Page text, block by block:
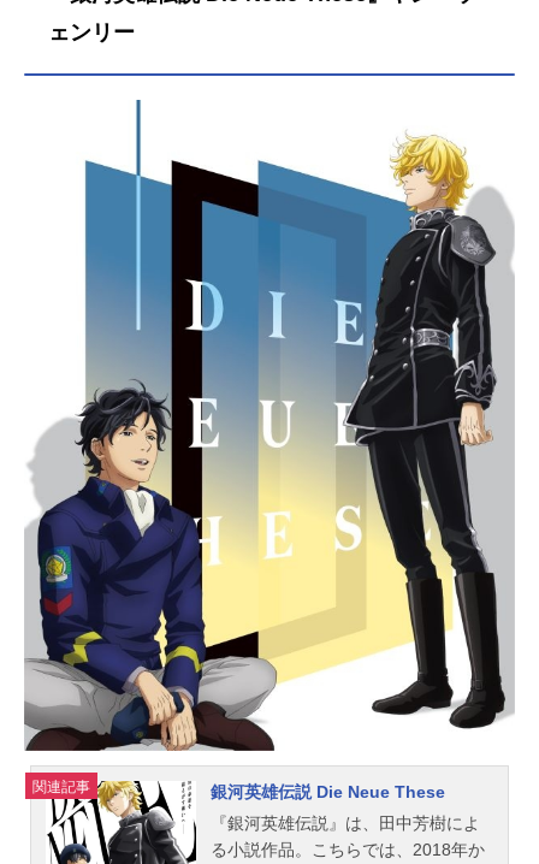
ェンリー
関連記事
銀河英雄伝説 Die Neue These
『銀河英雄伝説』は、田中芳樹によ
る小説作品。こちらでは、2018年か